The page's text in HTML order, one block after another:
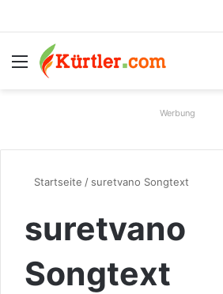
Menü
Werbung
Startseite / suretvano Songtext
suretvano
Songtext